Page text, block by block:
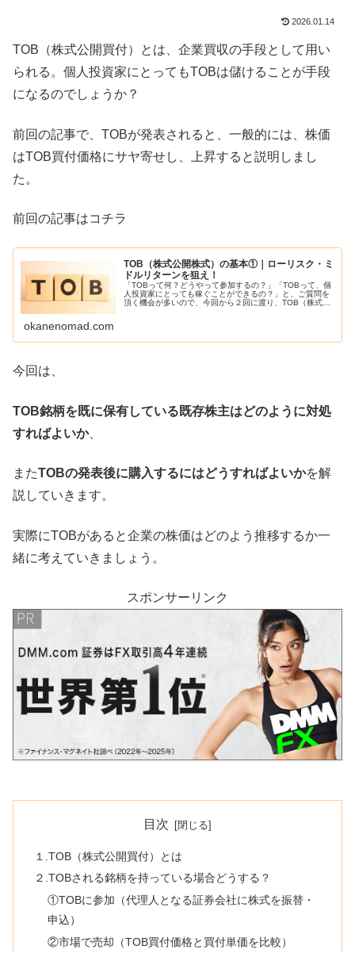
2026.01.14
TOB（株式公開買付）とは、企業買収の手段として用い
られる。個人投資家にとってもTOBは儲けることが手段
になるのでしょうか？
前回の記事で、TOBが発表されると、一般的には、株価
はTOB買付価格にサヤ寄せし、上昇すると説明しまし
た。
前回の記事はコチラ
TOB（株式公開株式）の基本①｜ローリスク・ミ
ドルリターンを狙え！
「TOBって何？どうやって参加するの？」「TOBって、個
人投資家にとっても稼ぐことができるの？」と、ご質問を
頂く機会が多いので、今回から２回に渡り、TOB（株式公
okanenomad.com
今回は、
TOB銘柄を既に保有している既存株主はどのように対処
すればよいか、
またTOBの発表後に購入するにはどうすればよいかを解
説していきます。
実際にTOBがあると企業の株価はどのよう推移するか一
緒に考えていきましょう。
スポンサーリンク
目次
１.TOB（株式公開買付）とは
２.TOBされる銘柄を持っている場合どうする？
①TOBに参加（代理人となる証券会社に株式を振替・
申込）
②市場で売却（TOB買付価格と買付単価を比較）